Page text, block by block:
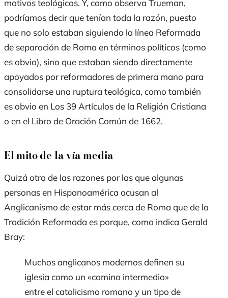
motivos teológicos. Y, como observa Trueman,
podríamos decir que tenían toda la razón, puesto
que no solo estaban siguiendo la línea Reformada
de separación de Roma en términos políticos (como
es obvio), sino que estaban siendo directamente
apoyados por reformadores de primera mano para
consolidarse una ruptura teológica, como también
es obvio en Los 39 Artículos de la Religión Cristiana
o en el Libro de Oración Común de 1662.
El mito de la vía media
Quizá otra de las razones por las que algunas
personas en Hispanoamérica acusan al
Anglicanismo de estar más cerca de Roma que de la
Tradición Reformada es porque, como indica Gerald
Bray:
Muchos anglicanos modernos definen su
iglesia como un «camino intermedio»
entre el catolicismo romano y un tipo de